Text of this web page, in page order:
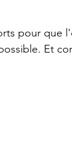
pour que
Et